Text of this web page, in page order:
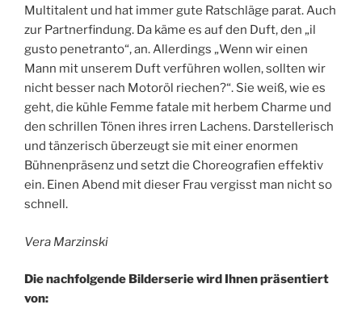
Multitalent und hat immer gute Ratschläge parat. Auch
zur Partnerfindung. Da käme es auf den Duft, den „il
gusto penetranto“, an. Allerdings „Wenn wir einen
Mann mit unserem Duft verführen wollen, sollten wir
nicht besser nach Motoröl riechen?“. Sie weiß, wie es
geht, die kühle Femme fatale mit herbem Charme und
den schrillen Tönen ihres irren Lachens. Darstellerisch
und tänzerisch überzeugt sie mit einer enormen
Bühnenpräsenz und setzt die Choreografien effektiv
ein. Einen Abend mit dieser Frau vergisst man nicht so
schnell.
Vera Marzinski
Die nachfolgende Bilderserie wird Ihnen präsentiert
von: